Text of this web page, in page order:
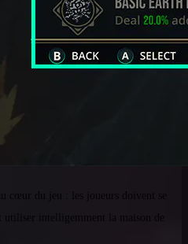
cœur du jeu : les joueurs doivent se
utiliser intelligemment la maison de